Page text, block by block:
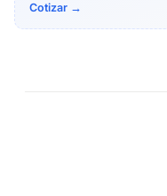
Cotizar →